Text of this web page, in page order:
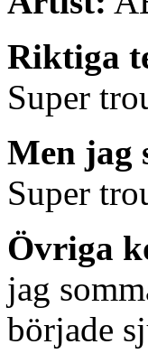
Riktiga
Super
Men jag
Super
Övriga
jag
började